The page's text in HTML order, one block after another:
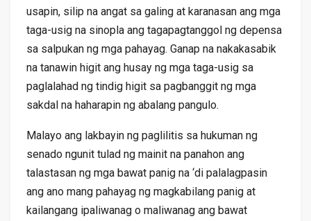
usapin, silip na angat sa galing at karanasan ang mga
taga-usig na sinopla ang tagapagtanggol ng depensa
sa salpukan ng mga pahayag. Ganap na nakakasabik
na tanawin higit ang husay ng mga taga-usig sa
paglalahad ng tindig higit sa pagbanggit ng mga
sakdal na haharapin ng abalang pangulo.
Malayo ang lakbayin ng paglilitis sa hukuman ng
senado ngunit tulad ng mainit na panahon ang
talastasan ng mga bawat panig na ‘di palalagpasin
ang ano mang pahayag ng magkabilang panig at
kailangang ipaliwanag o maliwanag ang bawat